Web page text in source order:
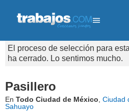
El proceso de selección para
ha cerrado. Lo sentimos mucho.
Pasillero
En Todo Ciudad de México Ciudad
Sahuayo